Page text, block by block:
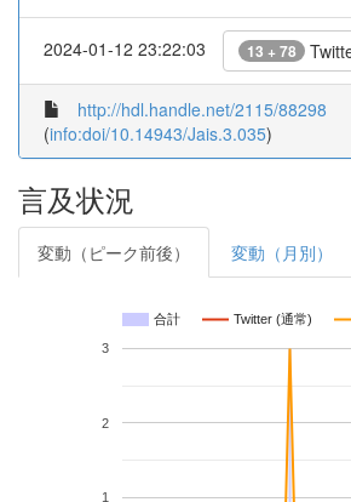
2024-01-12 23:22:03 13 + 78
http://hdl.handle.net/2115/88298
(info:doi/10.14943/Jais.3.035)
言及状況
変動（ピーク前後） 変動（月別）
合計 Twitter (通常)
1
2
3